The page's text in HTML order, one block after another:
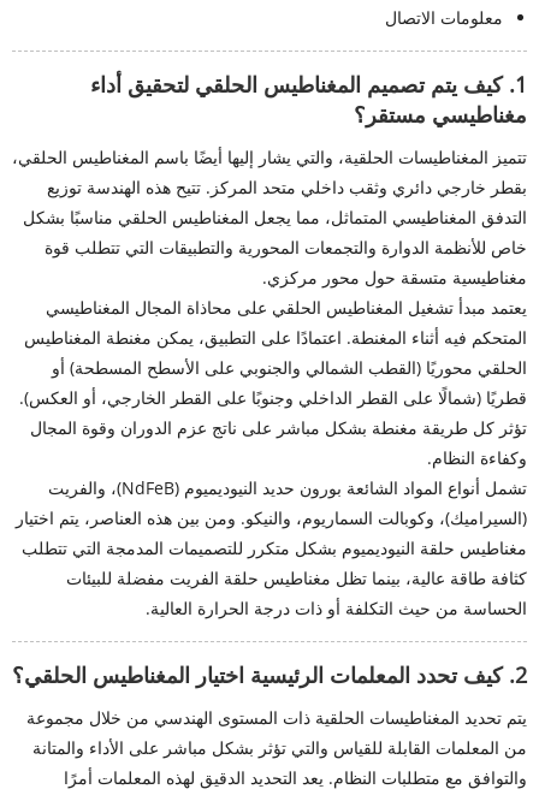
معلومات الاتصال
1. كيف يتم تصميم المغناطيس الحلقي لتحقيق أداء
مغناطيسي مستقر؟
تتميز المغناطيسات الحلقية، والتي يشار إليها أيضًا باسم المغناطيس الحلقي،
بقطر خارجي دائري وثقب داخلي متحد المركز. تتيح هذه الهندسة توزيع
التدفق المغناطيسي المتماثل، مما يجعل المغناطيس الحلقي مناسبًا بشكل
خاص للأنظمة الدوارة والتجمعات المحورية والتطبيقات التي تتطلب قوة
مغناطيسية متسقة حول محور مركزي.
يعتمد مبدأ تشغيل المغناطيس الحلقي على محاذاة المجال المغناطيسي
المتحكم فيه أثناء المغنطة. اعتمادًا على التطبيق، يمكن مغنطة المغناطيس
الحلقي محوريًا (القطب الشمالي والجنوبي على الأسطح المسطحة) أو
قطريًا (شمالًا على القطر الداخلي وجنوبًا على القطر الخارجي، أو العكس).
تؤثر كل طريقة مغنطة بشكل مباشر على ناتج عزم الدوران وقوة المجال
وكفاءة النظام.
تشمل أنواع المواد الشائعة بورون حديد النيوديميوم (NdFeB)، والفريت
(السيراميك)، وكوبالت السماريوم، والنيكو. ومن بين هذه العناصر، يتم اختيار
مغناطيس حلقة النيوديميوم بشكل متكرر للتصميمات المدمجة التي تتطلب
كثافة طاقة عالية، بينما تظل مغناطيس حلقة الفريت مفضلة للبيئات
الحساسة من حيث التكلفة أو ذات درجة الحرارة العالية.
2. كيف تحدد المعلمات الرئيسية اختيار المغناطيس الحلقي؟
يتم تحديد المغناطيسات الحلقية ذات المستوى الهندسي من خلال مجموعة
من المعلمات القابلة للقياس والتي تؤثر بشكل مباشر على الأداء والمتانة
والتوافق مع متطلبات النظام. يعد التحديد الدقيق لهذه المعلمات أمرًا